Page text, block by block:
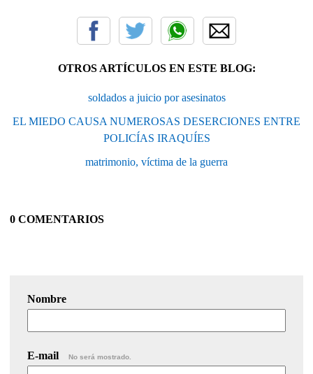
OTROS ARTÍCULOS EN ESTE BLOG:
soldados a juicio por asesinatos
EL MIEDO CAUSA NUMEROSAS DESERCIONES ENTRE
POLICÍAS IRAQUÍES
matrimonio, víctima de la guerra
0 COMENTARIOS
Nombre
E-mail No será mostrado.